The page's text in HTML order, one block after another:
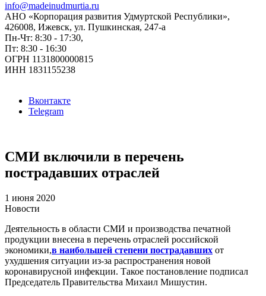
info@madeinudmurtia.ru
АНО «Корпорация развития Удмуртской Республики»,
426008, Ижевск, ул. Пушкинская, 247-а
Пн-Чт: 8:30 - 17:30,
Пт: 8:30 - 16:30
ОГРН 1131800000815
ИНН 1831155238
Вконтакте
Telegram
СМИ включили в перечень
пострадавших отраслей
1 июня 2020
Новости
Деятельность в области СМИ и производства печатной
продукции внесена в перечень отраслей российской
экономики,в наибольшей степени пострадавших от
ухудшения ситуации из-за распространения новой
коронавирусной инфекции. Такое постановление подписал
Председатель Правительства Михаил Мишустин.